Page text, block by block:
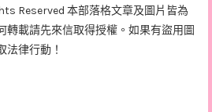
Reserved 本部落格文章及圖片皆為
轉載請先來信取得授權。如果有盜用圖
法律行動！